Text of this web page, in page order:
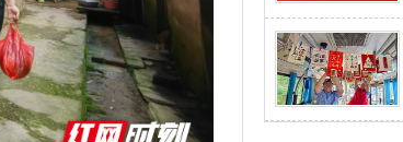
三角寨自然村